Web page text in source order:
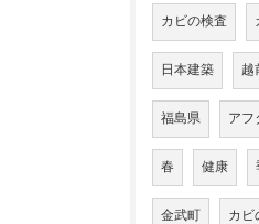
カビの検査
日本建築 越
福島県 アフ
春 健康
金武町 カビ